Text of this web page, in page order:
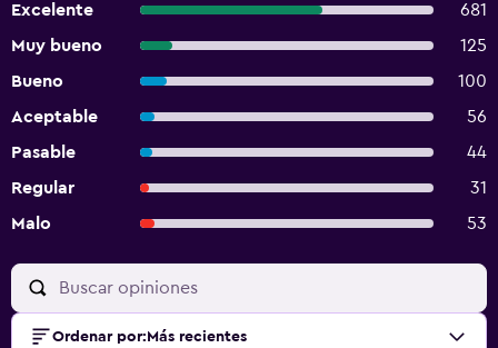
Excelente
681
Muy bueno
125
Bueno
100
Aceptable
56
Pasable
44
Regular
31
Malo
53
Ordenar por: Más recientes